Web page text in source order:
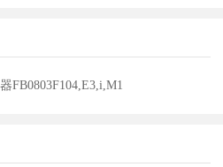
FB0803F104,E3,i,M1